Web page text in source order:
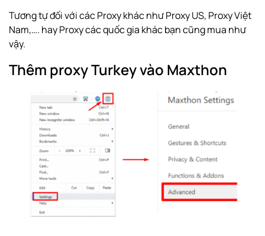
Tương tự đối với các Proxy khác nhưProxy US, Proxy Việt
Nam,…. hay Proxy các quốc gia khác bạn cũng mua như
vậy.
Thêm proxy Turkey vào Maxthon